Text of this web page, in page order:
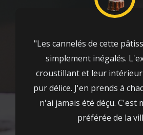
"Les cannelés de cette
simplement inégalés.
croustillant et leur intérieur
pur délice. J'en prends à
n'ai jamais été déçu. C'est
préférée de la